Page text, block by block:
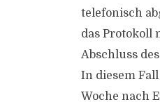
telefonisch
das Protokoll
Abschluss
In diesem
Woche nach